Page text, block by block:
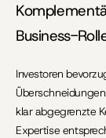
Business-
Investoren
klar abgegrenzte
Expertise